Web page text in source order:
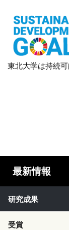
東北大学は持続
最新情報
研究成果
受賞